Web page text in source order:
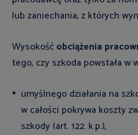
lub zaniechania, z których
Wysokośćobciążenia
tego, czy szkoda powstała w
umyślnego działania na
w całości pokrywa koszty
szkody (art. 122. k.p.),